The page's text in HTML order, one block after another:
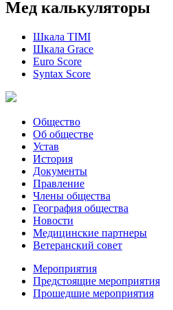
Мед калькуляторы
Шкала TIMI
Шкала Grace
Euro Score
Syntax Score
Общество
Об обществе
Устав
История
Документы
Правление
Члены общества
География общества
Новости
Медицинские партнеры
Ветеранский совет
Мероприятия
Предстоящие мероприятия
Прошедшие мероприятия